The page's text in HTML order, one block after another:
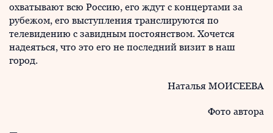
охватывают всю Россию, его ждут с концертами за
рубежом, его выступления транслируются по
телевидению с завидным постоянством. Хочется
надеяться, что это его не последний визит в наш
город.
Наталья МОИСЕЕВА
Фото автора